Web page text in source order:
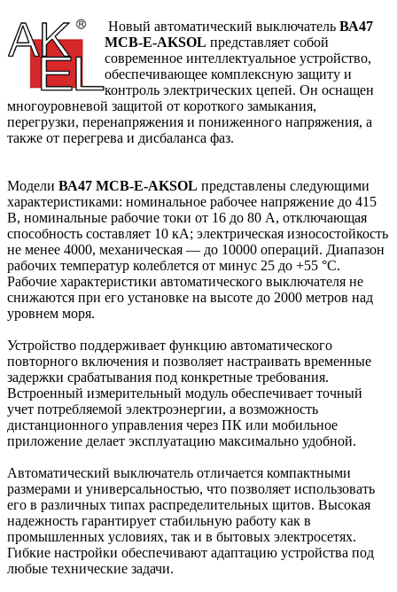
Новый автоматический выключатель ВА47
МСВ-Е-AKSOL представляет собой
современное интеллектуальное устройство,
обеспечивающее комплексную защиту и
контроль электрических цепей. Он оснащен
многоуровневой защитой от короткого замыкания,
перегрузки, перенапряжения и пониженного напряжения, а
также от перегрева и дисбаланса фаз.
Модели ВА47 МСВ-Е-AKSOL представлены следующими
характеристиками: номинальное рабочее напряжение до 415
В, номинальные рабочие токи от 16 до 80 А, отключающая
способность составляет 10 кА; электрическая износостойкость
не менее 4000, механическая — до 10000 операций. Диапазон
рабочих температур колеблется от минус 25 до +55 °C.
Рабочие характеристики автоматического выключателя не
снижаются при его установке на высоте до 2000 метров над
уровнем моря.
Устройство поддерживает функцию автоматического
повторного включения и позволяет настраивать временные
задержки срабатывания под конкретные требования.
Встроенный измерительный модуль обеспечивает точный
учет потребляемой электроэнергии, а возможность
дистанционного управления через ПК или мобильное
приложение делает эксплуатацию максимально удобной.
Автоматический выключатель отличается компактными
размерами и универсальностью, что позволяет использовать
его в различных типах распределительных щитов. Высокая
надежность гарантирует стабильную работу как в
промышленных условиях, так и в бытовых электросетях.
Гибкие настройки обеспечивают адаптацию устройства под
любые технические задачи.